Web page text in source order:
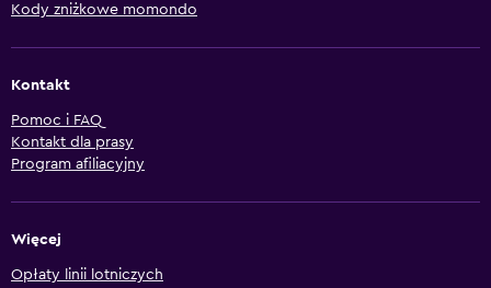
Kody zniżkowe momondo
Kontakt
Pomoc i FAQ
Kontakt dla prasy
Program afiliacyjny
Więcej
Opłaty linii lotniczych